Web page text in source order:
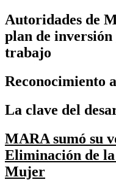
Autoridades de
plan de
trabajo
Reconocimiento
La clave del
MARA sumó su
Eliminación de
Mujer